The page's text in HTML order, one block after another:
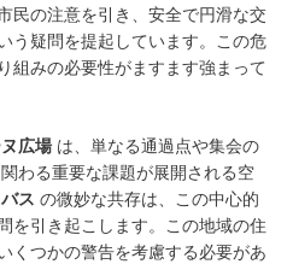
民の注意を引き、安全で円滑な交
う疑問を提起しています。この危
組みの必要性がますます強まって
広場 は、単なる通過点や集会の
わる重要な課題が展開される空
バス の微妙な共存は、この中心的
を引き起こします。この地域の住
くつかの警告を考慮する必要があ